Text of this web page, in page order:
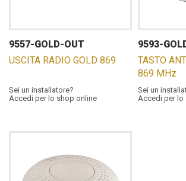
9557-GOLD-OUT
USCITA RADIO GOLD 869
Sei un installatore?
Accedi per lo shop online
9593-
TASTO
869 MHz
Sei un
Accedi per lo